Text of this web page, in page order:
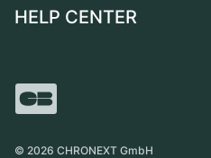
France
International
Independent Brands
Qui sommes-nous ?
Magazine
HELP CENTER
Retrait sur place
© 2026 CHRONEXT GmbH